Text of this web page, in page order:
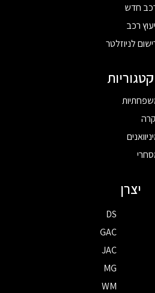
חדש
רכב
לניוזלטר
קטגוריות
יצרן
DS
GAC
JAC
MG
WM